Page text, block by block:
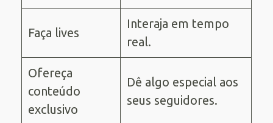
Faça lives
Interaja em tempo
real.
Ofereça
conteúdo
exclusivo
Dê algo especial aos
seus seguidores.